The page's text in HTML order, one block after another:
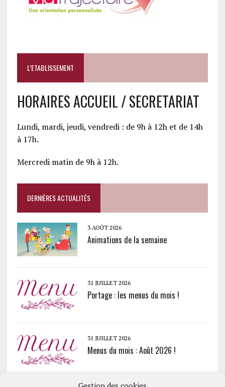
L’ETABLISSEMENT
HORAIRES ACCUEIL / SECRETARIAT
Lundi, mardi, jeudi, vendredi : de 9h à 12h et de 14h
à 17h.
Mercredi matin de 9h à 12h.
DERNIÈRES ACTUALITÉS
3 AOÛT 2026
Animations de la semaine
31 JUILLET 2026
Portage : les menus du mois !
31 JUILLET 2026
Menus du mois : Août 2026 !